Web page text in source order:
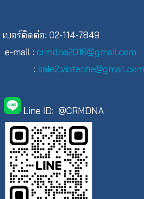
เบอร์ติดต่อ: 02-114-7849
e-mail : crmdna2016@gmail.com
: sale2.vioteche@gmail.com
Line ID: @CRMDNA